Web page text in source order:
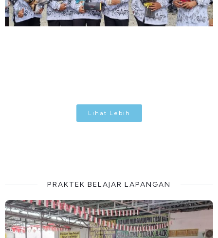
Lihat Lebih
PRAKTEK BELAJAR LAPANGAN